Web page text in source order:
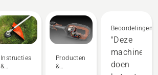
Instructies
&
Producten
&
Beoordelingen
"Deze
machines
doen